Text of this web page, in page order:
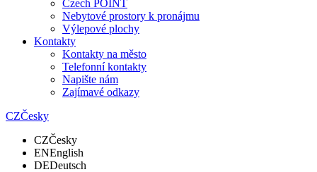
Czech POINT
Nebytové prostory k pronájmu
Výlepové plochy
Kontakty
Kontakty na město
Telefonní kontakty
Napište nám
Zajímavé odkazy
CZČesky
CZČesky
ENEnglish
DEDeutsch